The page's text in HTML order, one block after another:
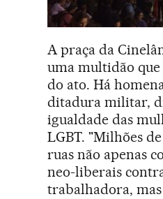
A praça da
uma multidão que
do ato. Há
ditadura militar,
igualdade das
LGBT. "Milhões
ruas não apenas
neo-liberais
trabalhadora,